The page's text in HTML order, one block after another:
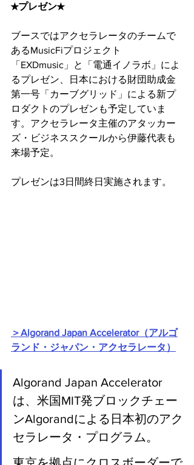
★プレゼン★
ブースではアクセラレータのチームで
あるMusicFiプロジェクト
「EXDmusic」と「電通イノラボ」によ
るプレゼン、日本における財団助成金
第一号「カーブグリッド」による新プ
ロダクトのプレゼンも予定していま
す。アクセラレータ主催のアタッカー
ズ・ビジネススクールから伊藤代表も
来場予定。
プレゼンは3日間終日実施されます。
＞Algorand Japan Accelerator（アルゴ
ランド・ジャパン・アクセラレータ）
Algorand Japan Accelerator
は、米国MIT発ブロックチェー
ンAlgorandによる日本初のアク
セラレータ・プログラム。